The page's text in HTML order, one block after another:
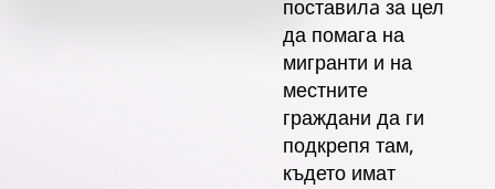
поставилa за цел
да помага на
мигранти и на
местните
граждани да ги
подкрепя там,
където имат